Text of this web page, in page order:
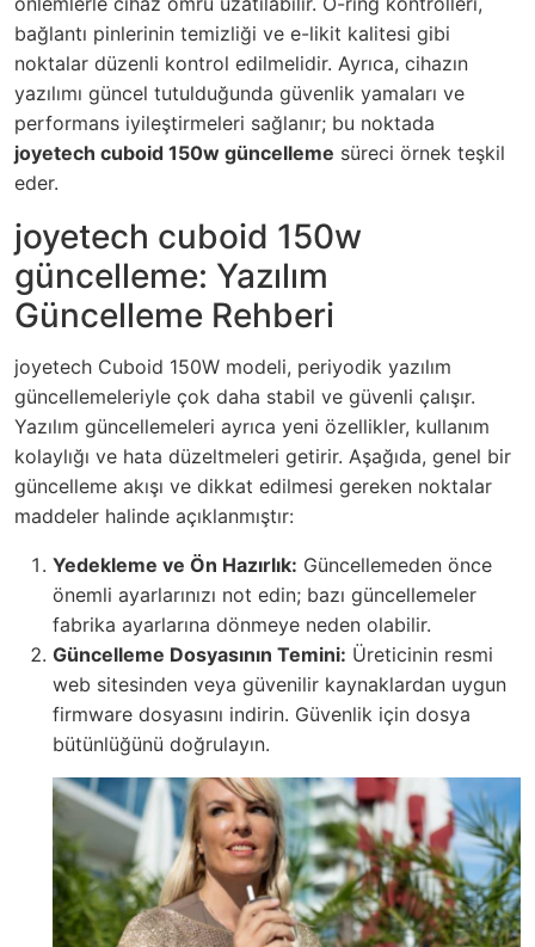
bağlantı pinlerinin temizliği ve e-likit kalitesi gibi
noktalar düzenli kontrol edilmelidir. Ayrıca, cihazın
yazılımı güncel tutulduğunda güvenlik yamaları ve
performans iyileştirmeleri sağlanır; bu noktada
joyetech cuboid 150w güncelleme süreci örnek teşkil
eder.
joyetech cuboid 150w
güncelleme: Yazılım
Güncelleme Rehberi
joyetech Cuboid 150W modeli, periyodik yazılım
güncellemeleriyle çok daha stabil ve güvenli çalışır.
Yazılım güncellemeleri ayrıca yeni özellikler, kullanım
kolaylığı ve hata düzeltmeleri getirir. Aşağıda, genel bir
güncelleme akışı ve dikkat edilmesi gereken noktalar
maddeler halinde açıklanmıştır:
Yedekleme ve Ön Hazırlık: Güncellemeden önce
önemli ayarlarınızı not edin; bazı güncellemeler
fabrika ayarlarına dönmeye neden olabilir.
Güncelleme Dosyasının Temini: Üreticinin resmi
web sitesinden veya güvenilir kaynaklardan uygun
firmware dosyasını indirin. Güvenlik için dosya
bütünlüğünü doğrulayın.